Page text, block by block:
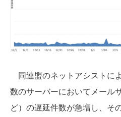
同連盟のネットアシストに
数のサーバーにおいてメール
ど）の遅延件数が急増し、そ